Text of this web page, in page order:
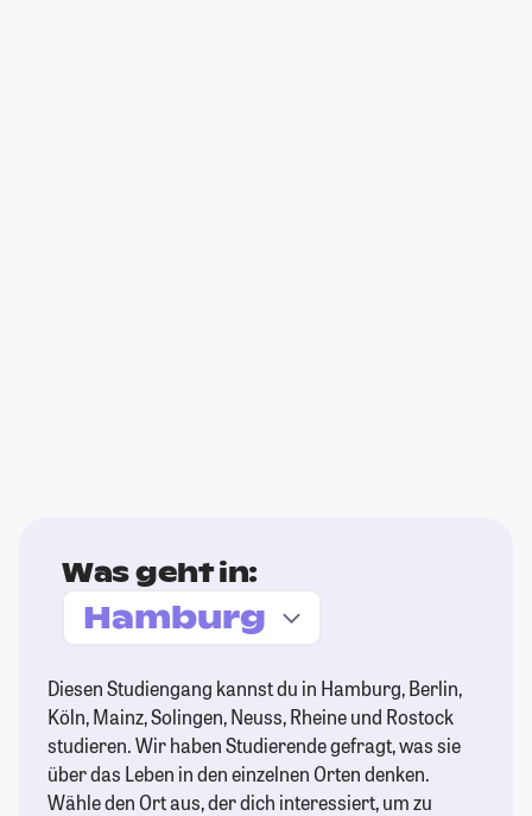
Was geht in:
Diesen Studiengang kannst du in Hamburg, Berlin,
Köln, Mainz, Solingen, Neuss, Rheine und Rostock
studieren. Wir haben Studierende gefragt, was sie
über das Leben in den einzelnen Orten denken.
Wähle den Ort aus, der dich interessiert, um zu